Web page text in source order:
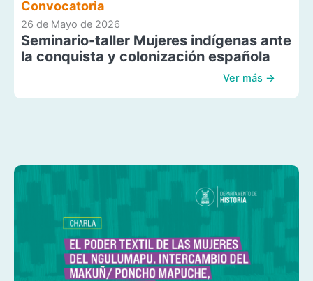
Convocatoria
26 de Mayo de 2026
Seminario-taller Mujeres indígenas ante
la conquista y colonización española
Ver más →